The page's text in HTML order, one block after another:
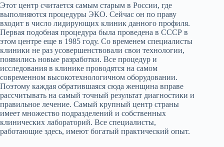
Этот центр считается самым старым в России, где
выполняются процедуры ЭКО. Сейчас он по праву
входит в число лидирующих клиник данного профиля.
Первая подобная процедура была проведена в СССР в
этом центре еще в 1985 году. Со временем специалисты
клиники не раз усовершенствовали свои технологии,
появились новые разработки. Все процедур и
исследования в клинике проводятся на самом
современном высокотехнологичном оборудовании.
Поэтому каждая обратившаяся сюда женщина вправе
рассчитывать на самый точный результат диагностики и
правильное лечение. Самый крупный центр страны
имеет множество подразделений и собственных
клинических лабораторий. Все специалисты,
работающие здесь, имеют богатый практический опыт.